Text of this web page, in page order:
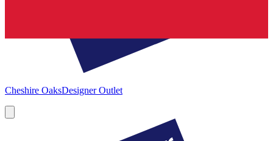
Cheshire OaksDesigner Outlet